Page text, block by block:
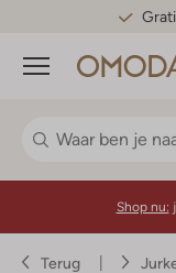
Menu
Shop nu:
Terug